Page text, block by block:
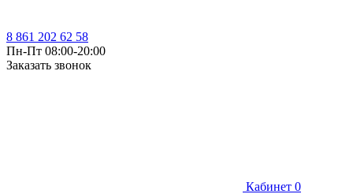
8 861 202 62 58
Пн-Пт 08:00-20:00
Заказать звонок
Кабинет 0